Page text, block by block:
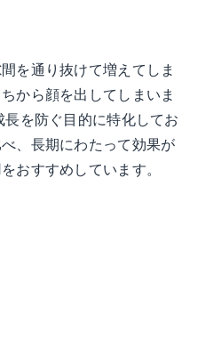
を通り抜けて増えてしま
から顔を出してしまいま
を防ぐ目的に特化してお
、長期にわたって効果が
おすすめしています。